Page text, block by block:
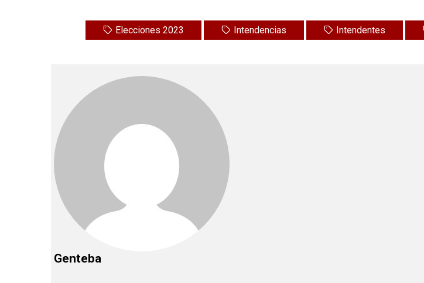
Elecciones 2023 Intendencias Intendentes
Genteba